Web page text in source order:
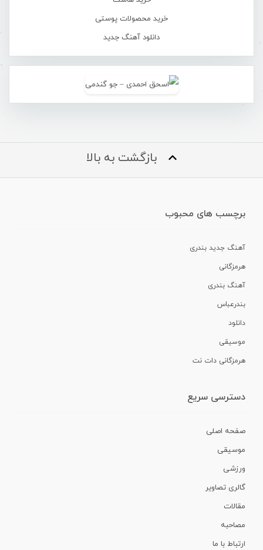
خرید محصولات پوستی
دانلود آهنگ جدید
بازگشت به بالا
برچسب های محبوب
آهنگ جدید بندری
هرمزگانی
آهنگ بندری
بندرعباس
دانلود
موسیقی
هرمزگانی دات نت
دسترسی سریع
صفحه اصلی
موسیقی
ورزشی
گالری تصاویر
مقالات
مصاحبه
ارتباط با ما